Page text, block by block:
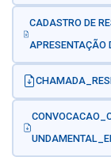
CADASTRO DE
APRESENTAÇÃO